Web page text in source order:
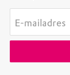
E-mailadres